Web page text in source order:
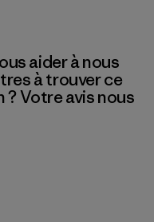
aider à nous
à trouver ce
Votre avis nous